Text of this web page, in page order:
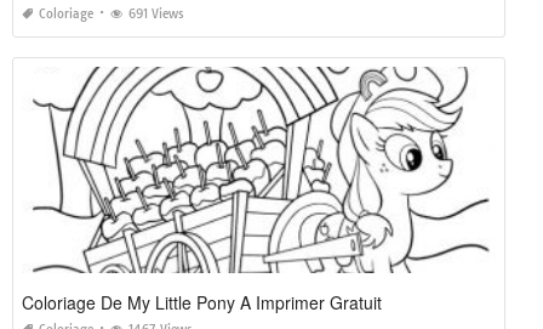
Coloriage 691 Views
Coloriage De My Little Pony A Imprimer Gratuit